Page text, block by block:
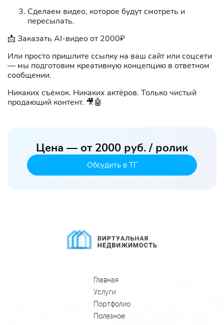
Сделаем видео, которое будут смотреть и
пересылать.
📩 Заказать AI-видео от 2000₽
Или просто пришлите ссылку на ваш сайт или соцсети
— мы подготовим креативную концепцию в ответном
сообщении.
Никаких съёмок. Никаких актёров. Только чистый
продающий контент. 🎥🤖
Цена — от 2000 руб. / ролик
Обсудить в ТГ
Главная
Услуги
Портфолио
Полезное